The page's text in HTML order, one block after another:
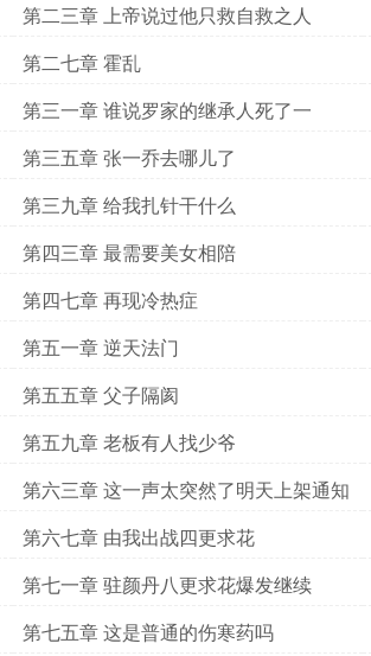
第二三章 上帝说过他只救自救之人
第二七章 霍乱
第三一章 谁说罗家的继承人死了一
第三五章 张一乔去哪儿了
第三九章 给我扎针干什么
第四三章 最需要美女相陪
第四七章 再现冷热症
第五一章 逆天法门
第五五章 父子隔阂
第五九章 老板有人找少爷
第六三章 这一声太突然了明天上架通知
第六七章 由我出战四更求花
第七一章 驻颜丹八更求花爆发继续
第七五章 这是普通的伤寒药吗